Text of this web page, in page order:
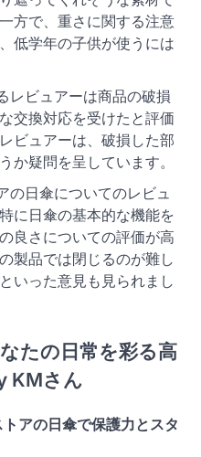
方で、重さに関する注意
低学年の子供が使うには
レビュアーは商品の破損
交換対応を受けたと評価
ビュアーは、破損した部
か疑問を呈しています。
の日傘についてのレビュ
に日傘の基本的な機能を
良さについての評価が高
製品では閉じるのが難し
いった意見も見られまし
たの日常を彩る高
KMさん
アの日傘で保護力とスタ